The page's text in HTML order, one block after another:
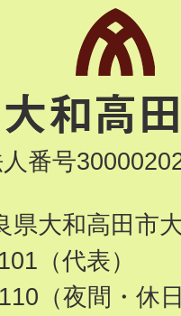
番号
大和高田市
（代表）
（夜間・休